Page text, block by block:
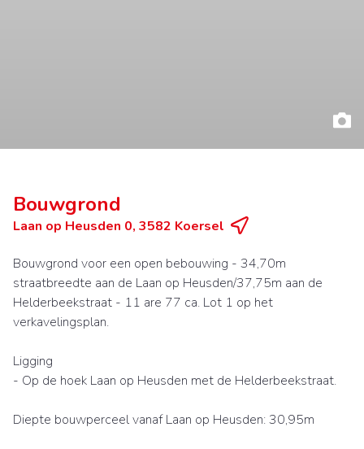
Bouwgrond
Laan op Heusden 0, 3582 Koersel
Bouwgrond voor een open bebouwing - 34,70m
straatbreedte aan de Laan op Heusden/37,75m aan de
Helderbeekstraat - 11 are 77 ca. Lot 1 op het
verkavelingsplan.
Ligging
- Op de hoek Laan op Heusden met de Helderbeekstraat.
Diepte bouwperceel vanaf Laan op Heusden: 30,95m